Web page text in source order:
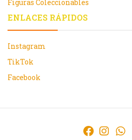
Figuras Coleccionables
ENLACES RÁPIDOS
Instagram
TikTok
Facebook